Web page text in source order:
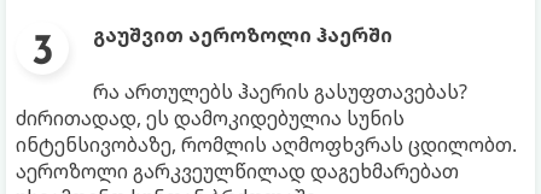
გაუშვით აეროზოლი ჰაერში
რა ართულებს ჰაერის გასუფთავებას?
ძირითადად, ეს დამოკიდებულია სუნის
ინტენსივობაზე, რომლის აღმოფხვრას ცდილობთ.
აეროზოლი გარკვეულწილად დაგეხმარებათ